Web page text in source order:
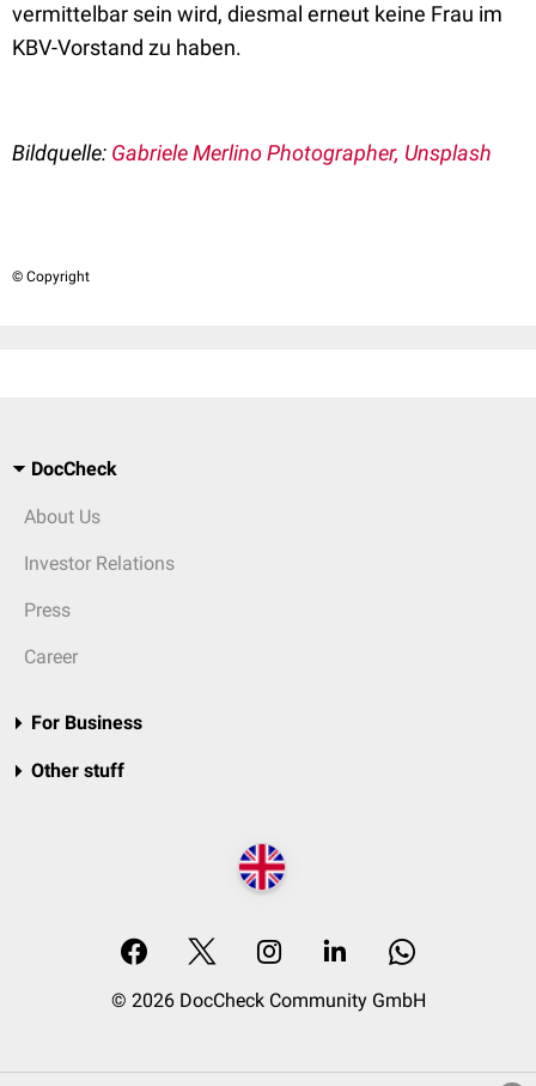
vermittelbar sein wird, diesmal erneut keine Frau im
KBV-Vorstand zu haben.
Bildquelle: Gabriele Merlino Photographer, Unsplash
© Copyright
DocCheck
About Us
Investor Relations
Press
Career
For Business
Other stuff
© 2026 DocCheck Community GmbH